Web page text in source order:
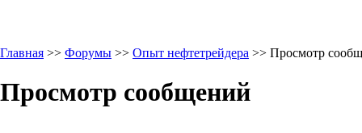
Главная >> Форумы >> Опыт нефтетрейдера >> Просмотр
Просмотр сообщений